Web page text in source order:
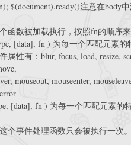
$(document).ready()注意在
函数被加载执行，按照fn的顺序来
[data], fn ) 为每一个匹配元素
属性有：blur, focus, load, resize,
mouseout, mouseenter,
[data], fn ) 为每一个匹配元素
个事件处理函数只会被执行一次